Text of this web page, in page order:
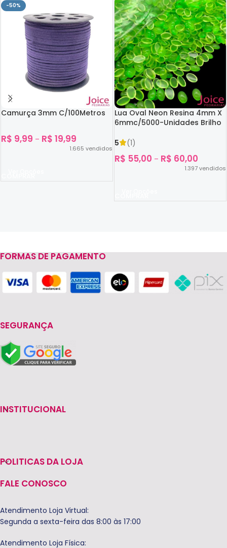
-50%
Camurça 3mm C/100Metros
R$ 9,99 – R$ 19,99
1.665 vendidos
Lua Oval Neon Resina 4mm X
6mmc/5000-Unidades Brilho
5
(1)
R$ 55,00 – R$ 60,00
1.397vendidos
Read more
FORMAS DE PAGAMENTO
SEGURANÇA
INSTITUCIONAL
POLITICAS DA LOJA
FALE CONOSCO
Atendimento Loja Virtual:
Segunda a sexta-feira das 8:00 às 17:00
Atendimento Loja Física: